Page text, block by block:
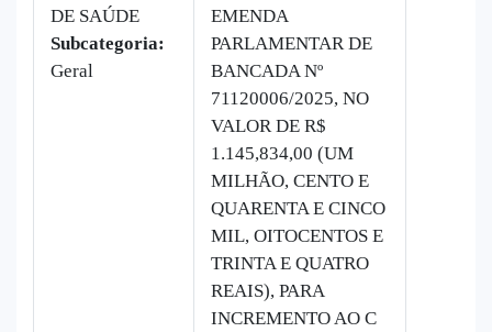
DE SAÚDE
Subcategoria:
Geral
EMENDA
PARLAMENTAR DE
BANCADA Nº
71120006/2025, NO
VALOR DE R$
1.145,834,00 (UM
MILHÃO, CENTO E
QUARENTA E CINCO
MIL, OITOCENTOS E
TRINTA E QUATRO
REAIS), PARA
INCREMENTO AO C